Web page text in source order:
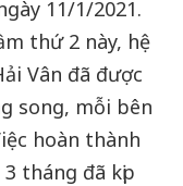
11/1/2021.
thứ 2 này, hệ
Vân đã được
song, mỗi bên
hoàn thành
tháng đã kịp